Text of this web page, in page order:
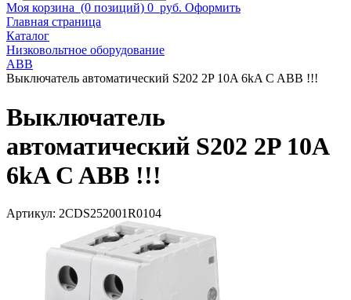
Моя корзина (0 позиций) 0 руб. Оформить
Главная страница
Каталог
Низковольтное оборудование
ABB
Выключатель автоматический S202 2P 10A 6kA C ABB !!!
Выключатель
автоматический S202 2P 10A
6kA C ABB !!!
Артикул: 2CDS252001R0104